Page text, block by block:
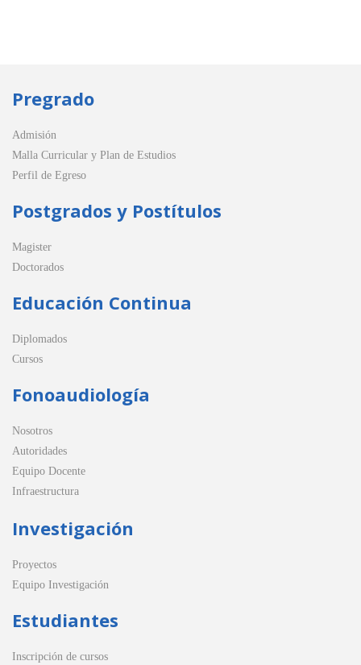
Pregrado
Admisión
Malla Curricular y Plan de Estudios
Perfil de Egreso
Postgrados y Postítulos
Magister
Doctorados
Educación Continua
Diplomados
Cursos
Fonoaudiología
Nosotros
Autoridades
Equipo Docente
Infraestructura
Investigación
Proyectos
Equipo Investigación
Estudiantes
Inscripción de cursos